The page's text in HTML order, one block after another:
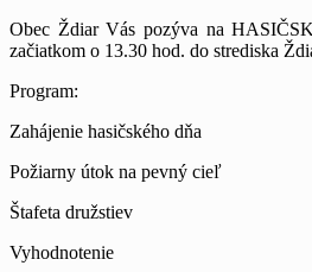
Obec Ždiar Vás pozýva na
začiatkom o 13.30 hod. do strediska
Program:
Zahájenie hasičského dňa
Požiarny útok na pevný cieľ
Štafeta družstiev
Vyhodnotenie